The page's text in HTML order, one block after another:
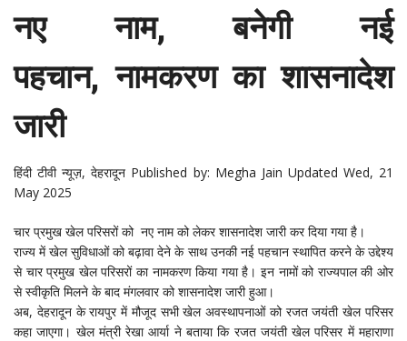
नए नाम, बनेगी नई
पहचान, नामकरण का शासनादेश
जारी
हिंदी टीवी न्यूज़, देहरादून Published by: Megha Jain Updated Wed, 21
May 2025
चार प्रमुख खेल परिसरों को नए नाम को लेकर शासनादेश जारी कर दिया गया है।
राज्य में खेल सुविधाओं को बढ़ावा देने के साथ उनकी नई पहचान स्थापित करने के उद्देश्य
से चार प्रमुख खेल परिसरों का नामकरण किया गया है। इन नामों को राज्यपाल की ओर
से स्वीकृति मिलने के बाद मंगलवार को शासनादेश जारी हुआ।
अब, देहरादून के रायपुर में मौजूद सभी खेल अवस्थापनाओं को रजत जयंती खेल परिसर
कहा जाएगा। खेल मंत्री रेखा आर्या ने बताया कि रजत जयंती खेल परिसर में महाराणा